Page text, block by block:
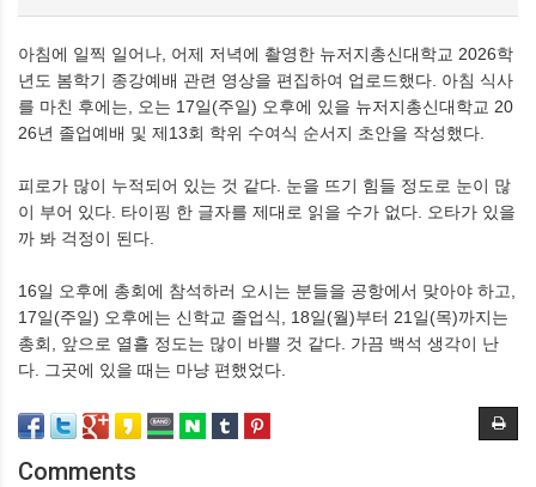
아침에 일찍 일어나, 어제 저녁에 촬영한 뉴저지총신대학교 2026학
년도 봄학기 종강예배 관련 영상을 편집하여 업로드했다. 아침 식사
를 마친 후에는, 오는 17일(주일) 오후에 있을 뉴저지총신대학교 20
26년 졸업예배 및 제13회 학위 수여식 순서지 초안을 작성했다.
피로가 많이 누적되어 있는 것 같다. 눈을 뜨기 힘들 정도로 눈이 많
이 부어 있다. 타이핑 한 글자를 제대로 읽을 수가 없다. 오타가 있을
까 봐 걱정이 된다.
16일 오후에 총회에 참석하러 오시는 분들을 공항에서 맞아야 하고,
17일(주일) 오후에는 신학교 졸업식, 18일(월)부터 21일(목)까지는
총회, 앞으로 열흘 정도는 많이 바쁠 것 같다. 가끔 백석 생각이 난
다. 그곳에 있을 때는 마냥 편했었다.
Comments